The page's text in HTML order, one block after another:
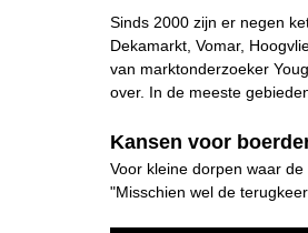
Sinds 2000 zijn er negen
Dekamarkt, Vomar,
van marktonderzoeker
over. In de meeste
Kansen voor
Voor kleine dorpen waar
"Misschien wel de